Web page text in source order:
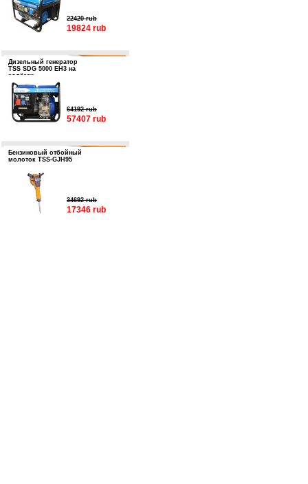
22420 rub
19824 rub
Дизельный генератор
TSS SDG 5000 EH3 на
колёсах
64192 rub
57407 rub
Бензиновый отбойный
молоток TSS-GJH95
34692 rub
17346 rub